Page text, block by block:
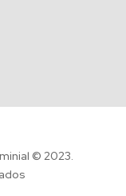
© 2023.